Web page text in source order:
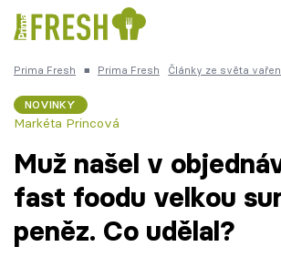
Česká kuchyně
Témata
Prima Fresh ■ Prima Fresh Články ze světa
NOVINKY
Markéta Princová
Muž našel v
fast foodu velkou
peněz. Co udělal?